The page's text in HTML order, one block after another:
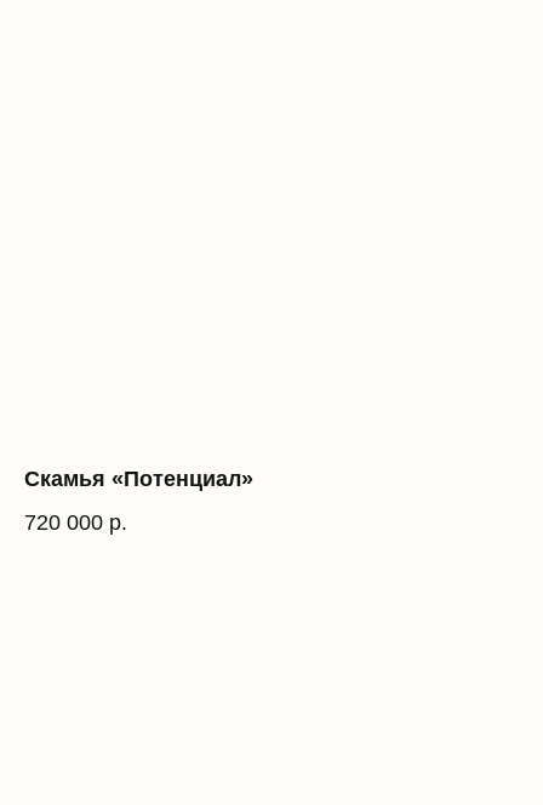
Скамья «Потенциал»
720 000 р.